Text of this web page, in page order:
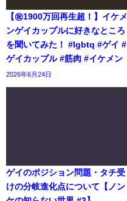
【㊗️1900万回再生超！】イケメ
ンゲイカップルに好きなところ
を聞いてみた！ #lgbtq #ゲイ #
ゲイカップル #筋肉 #イケメン
2026年6月24日
ゲイのポジション問題・タチ受
けの分岐進化点について【ノン